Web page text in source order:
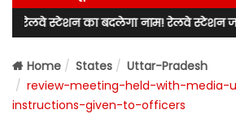
बदलेगा नाम! रेलवे स्टेशन जानकीपुरम
Home States
Uttar-Pradesh
review-meeting-held-with-media-
instructions-given-to-officers